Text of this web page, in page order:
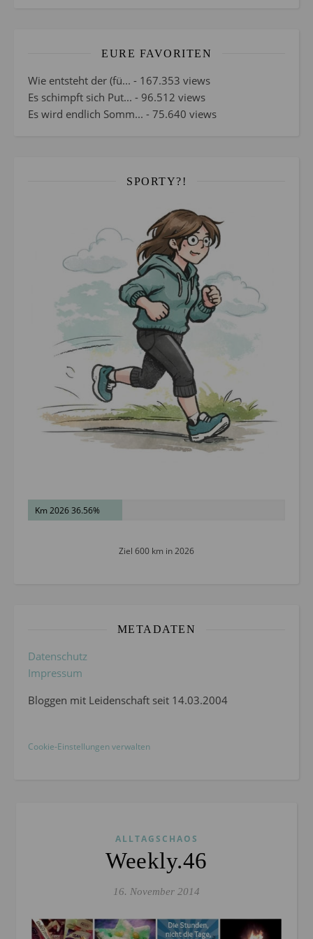
EURE FAVORITEN
Wie entsteht der (fü... - 167.353 views
Es schimpft sich Put... - 96.512 views
Es wird endlich Somm... - 75.640 views
SPORTY?!
Km 2026 36.56%
Ziel 600 km in 2026
METADATEN
Datenschutz
Impressum
Bloggen mit Leidenschaft seit 14.03.2004
Cookie-Einstellungen verwalten
ALLTAGSCHAOS
Weekly.46
16. November 2014